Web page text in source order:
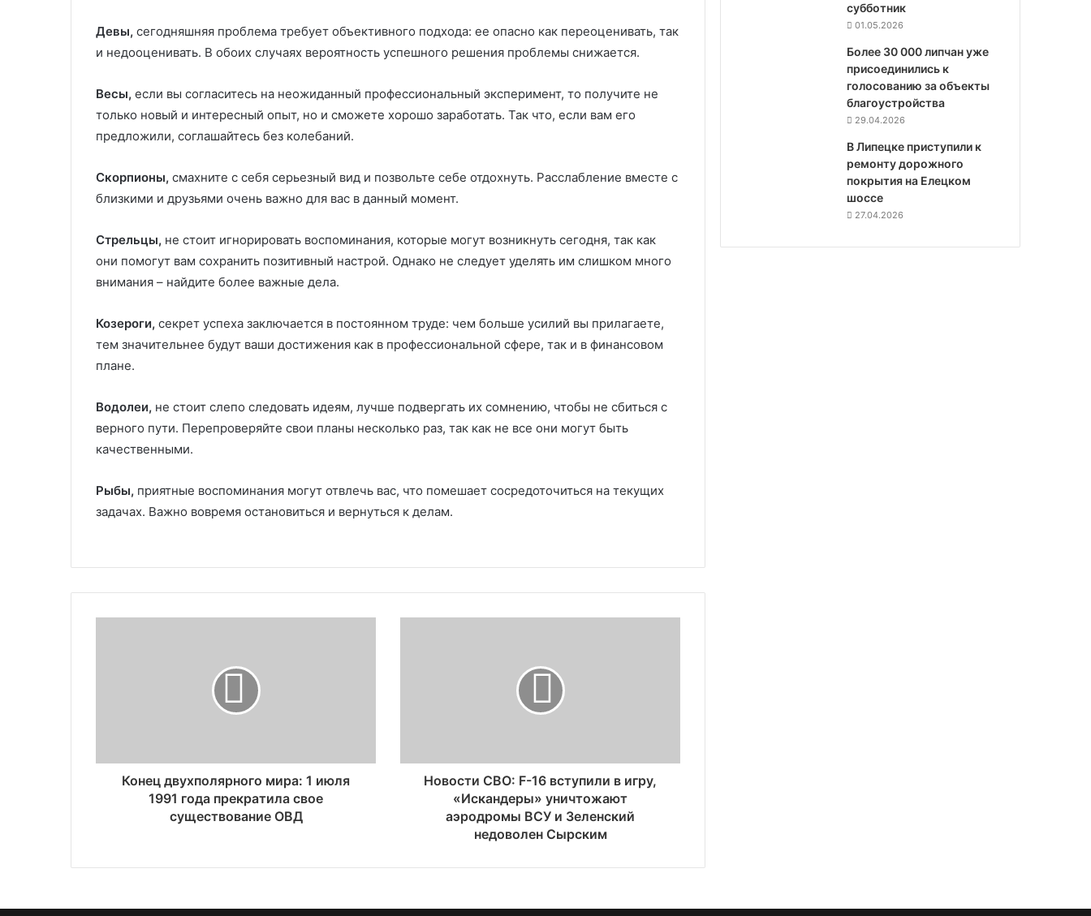
Девы, сегодняшняя проблема требует объективного подхода: ее опасно как переоценивать, так
и недооценивать. В обоих случаях вероятность успешного решения проблемы снижается.
Весы, если вы согласитесь на неожиданный профессиональный эксперимент, то получите не
только новый и интересный опыт, но и сможете хорошо заработать. Так что, если вам его
предложили, соглашайтесь без колебаний.
Скорпионы, смахните с себя серьезный вид и позвольте себе отдохнуть. Расслабление вместе с
близкими и друзьями очень важно для вас в данный момент.
Стрельцы, не стоит игнорировать воспоминания, которые могут возникнуть сегодня, так как
они помогут вам сохранить позитивный настрой. Однако не следует уделять им слишком много
внимания – найдите более важные дела.
Козероги, секрет успеха заключается в постоянном труде: чем больше усилий вы прилагаете,
тем значительнее будут ваши достижения как в профессиональной сфере, так и в финансовом
плане.
Водолеи, не стоит слепо следовать идеям, лучше подвергать их сомнению, чтобы не сбиться с
верного пути. Перепроверяйте свои планы несколько раз, так как не все они могут быть
качественными.
Рыбы, приятные воспоминания могут отвлечь вас, что помешает сосредоточиться на текущих
задачах. Важно вовремя остановиться и вернуться к делам.
Конец двухполярного мира: 1 июля
1991 года прекратила свое
существование ОВД
Новости СВО: F-16 вступили в игру,
«Искандеры» уничтожают
аэродромы ВСУ и Зеленский
недоволен Сырским
субботник
01.05.2026
Более 30 000 липчан уже
присоединились к
голосованию за объекты
благоустройства
29.04.2026
В Липецке приступили к
ремонту дорожного
покрытия на Елецком
шоссе
27.04.2026